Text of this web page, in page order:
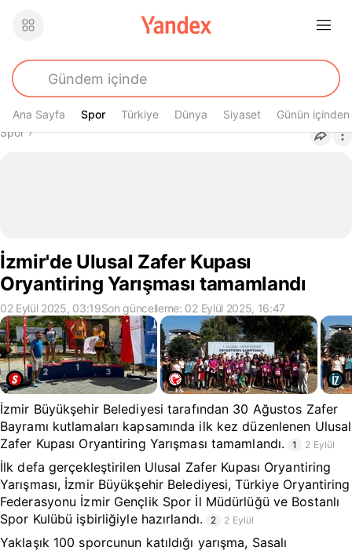
Ana Sayfa Spor
Spor Türkiye Dünya Siyaset Günün içinden
Buradasın
Spor›
İzmir'de Ulusal Zafer Kupası
Oryantiring Yarışması tamamlandı
02 Eylül 2025, 03:19Son güncelleme: 02 Eylül 2025, 16:47
İzmir Büyükşehir Belediyesi tarafından 30 Ağustos Zafer
Bayramı kutlamaları kapsamında ilk kez düzenlenen Ulusal
Zafer Kupası Oryantiring Yarışması tamamlandı.
1 2 Eylül
İlk defa gerçekleştirilen Ulusal Zafer Kupası Oryantiring
Yarışması, İzmir Büyükşehir Belediyesi, Türkiye Oryantiring
Federasyonu İzmir Gençlik Spor İl Müdürlüğü ve Bostanlı
Spor Kulübü işbirliğiyle hazırlandı.
2 2 Eylül
Yaklaşık 100 sporcunun katıldığı yarışma, Sasalı